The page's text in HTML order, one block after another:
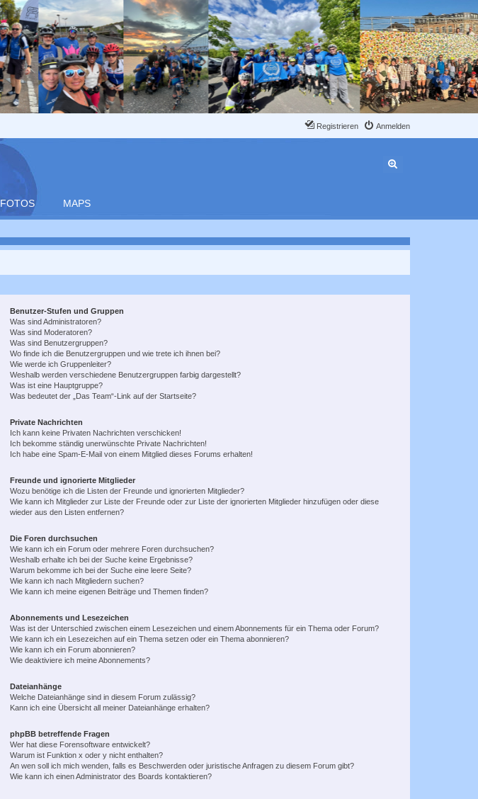
Anmelden
Registrieren
FOTOS MAPS
Benutzer-Stufen und Gruppen
Was sind Administratoren?
Was sind Moderatoren?
Was sind Benutzergruppen?
Wo finde ich die Benutzergruppen und wie trete ich ihnen bei?
Wie werde ich Gruppenleiter?
Weshalb werden verschiedene Benutzergruppen farbig dargestellt?
Was ist eine Hauptgruppe?
Was bedeutet der „Das Team“-Link auf der Startseite?
Private Nachrichten
Ich kann keine Privaten Nachrichten verschicken!
Ich bekomme ständig unerwünschte Private Nachrichten!
Ich habe eine Spam-E-Mail von einem Mitglied dieses Forums erhalten!
Freunde und ignorierte Mitglieder
Wozu benötige ich die Listen der Freunde und ignorierten Mitglieder?
Wie kann ich Mitglieder zur Liste der Freunde oder zur Liste der ignorierten Mitglieder hinzufügen oder diese
wieder aus den Listen entfernen?
Die Foren durchsuchen
Wie kann ich ein Forum oder mehrere Foren durchsuchen?
Weshalb erhalte ich bei der Suche keine Ergebnisse?
Warum bekomme ich bei der Suche eine leere Seite?
Wie kann ich nach Mitgliedern suchen?
Wie kann ich meine eigenen Beiträge und Themen finden?
Abonnements und Lesezeichen
Was ist der Unterschied zwischen einem Lesezeichen und einem Abonnements für ein Thema oder Forum?
Wie kann ich ein Lesezeichen auf ein Thema setzen oder ein Thema abonnieren?
Wie kann ich ein Forum abonnieren?
Wie deaktiviere ich meine Abonnements?
Dateianhänge
Welche Dateianhänge sind in diesem Forum zulässig?
Kann ich eine Übersicht all meiner Dateianhänge erhalten?
phpBB betreffende Fragen
Wer hat diese Forensoftware entwickelt?
Warum ist Funktion x oder y nicht enthalten?
An wen soll ich mich wenden, falls es Beschwerden oder juristische Anfragen zu diesem Forum gibt?
Wie kann ich einen Administrator des Boards kontaktieren?